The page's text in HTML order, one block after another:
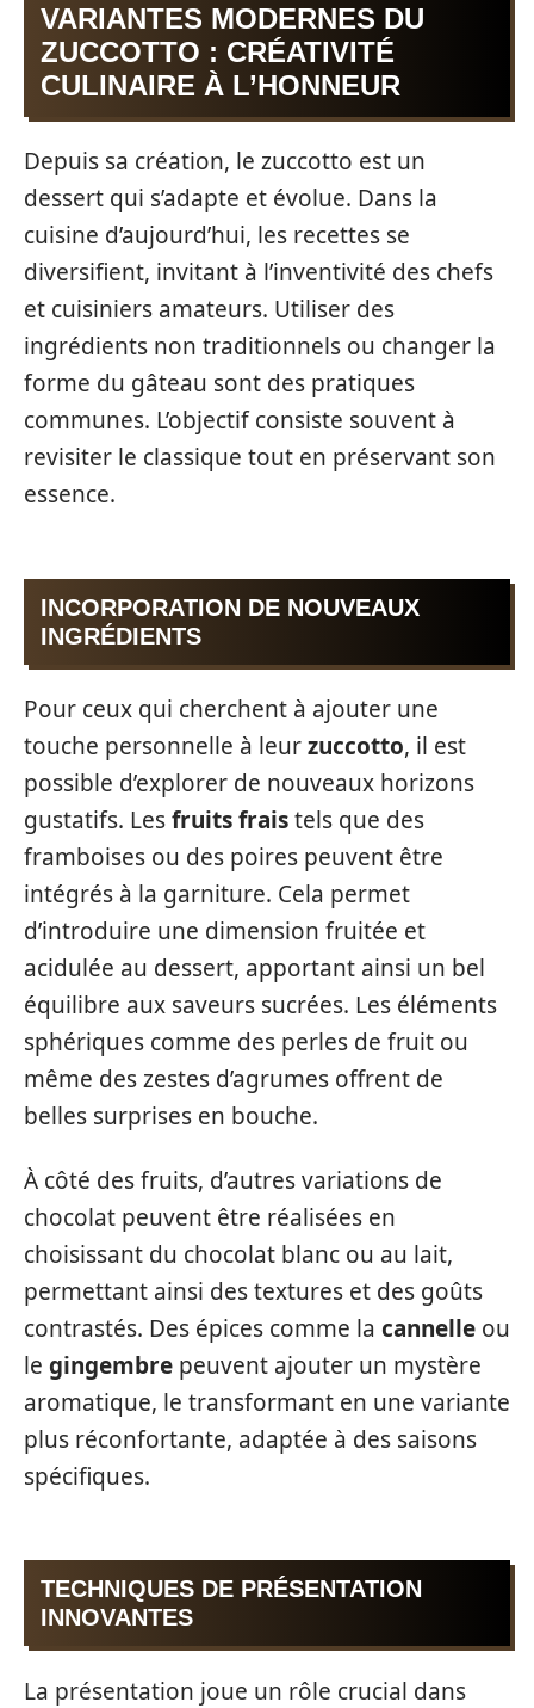
VARIANTES MODERNES DU
ZUCCOTTO : CRÉATIVITÉ
CULINAIRE À L’HONNEUR
Depuis sa création, le zuccotto est un
dessert qui s’adapte et évolue. Dans la
cuisine d’aujourd’hui, les recettes se
diversifient, invitant à l’inventivité des chefs
et cuisiniers amateurs. Utiliser des
ingrédients non traditionnels ou changer la
forme du gâteau sont des pratiques
communes. L’objectif consiste souvent à
revisiter le classique tout en préservant son
essence.
INCORPORATION DE NOUVEAUX
INGRÉDIENTS
Pour ceux qui cherchent à ajouter une
touche personnelle à leurzuccotto, il est
possible d’explorer de nouveaux horizons
gustatifs. Lesfruits fraistels que des
framboises ou des poires peuvent être
intégrés à la garniture. Cela permet
d’introduire une dimension fruitée et
acidulée au dessert, apportant ainsi un bel
équilibre aux saveurs sucrées. Les éléments
sphériques comme des perles de fruit ou
même des zestes d’agrumes offrent de
belles surprises en bouche.
À côté des fruits, d’autres variations de
chocolat peuvent être réalisées en
choisissant du chocolat blanc ou au lait,
permettant ainsi des textures et des goûts
contrastés. Des épices comme la cannelle ou
le gingembre peuvent ajouter un mystère
aromatique, le transformant en une variante
plus réconfortante, adaptée à des saisons
spécifiques.
TECHNIQUES DE PRÉSENTATION
INNOVANTES
La présentation joue un rôle crucial dans